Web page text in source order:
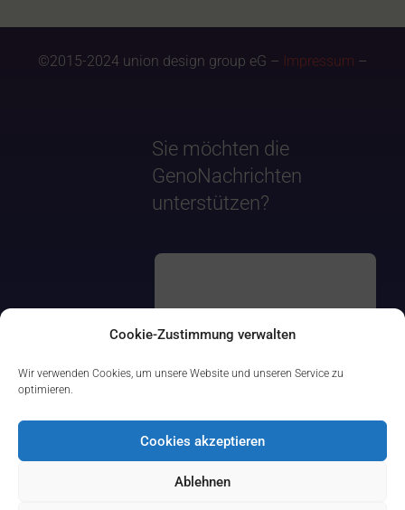
Cookie-Zustimmung verwalten
Wir verwenden Cookies, um unsere Website und unseren Service zu
optimieren.
Cookies akzeptieren
Ablehnen
©2015-2024 union design group eG – Impressum –
Sie möchten die
GenoNachrichten
unterstützen?